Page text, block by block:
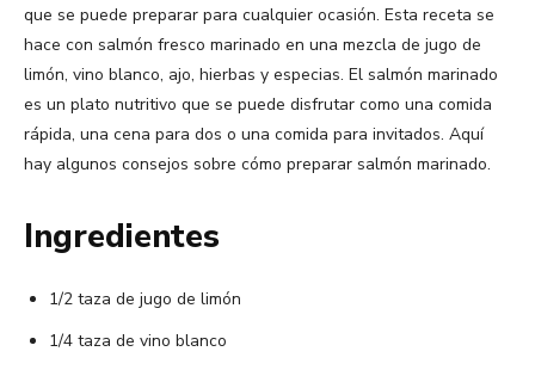
que se puede preparar para cualquier ocasión. Esta receta se
hace con salmón fresco marinado en una mezcla de jugo de
limón, vino blanco, ajo, hierbas y especias. El salmón marinado
es un plato nutritivo que se puede disfrutar como una comida
rápida, una cena para dos o una comida para invitados. Aquí
hay algunos consejos sobre cómo preparar salmón marinado.
Ingredientes
1/2 taza de jugo de limón
1/4 taza de vino blanco